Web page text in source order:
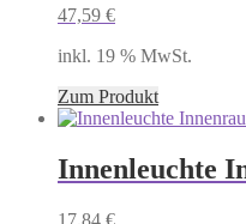
47,59 €
inkl. 19 % MwSt.
Zum Produkt
Innenleuchte
17,84 €